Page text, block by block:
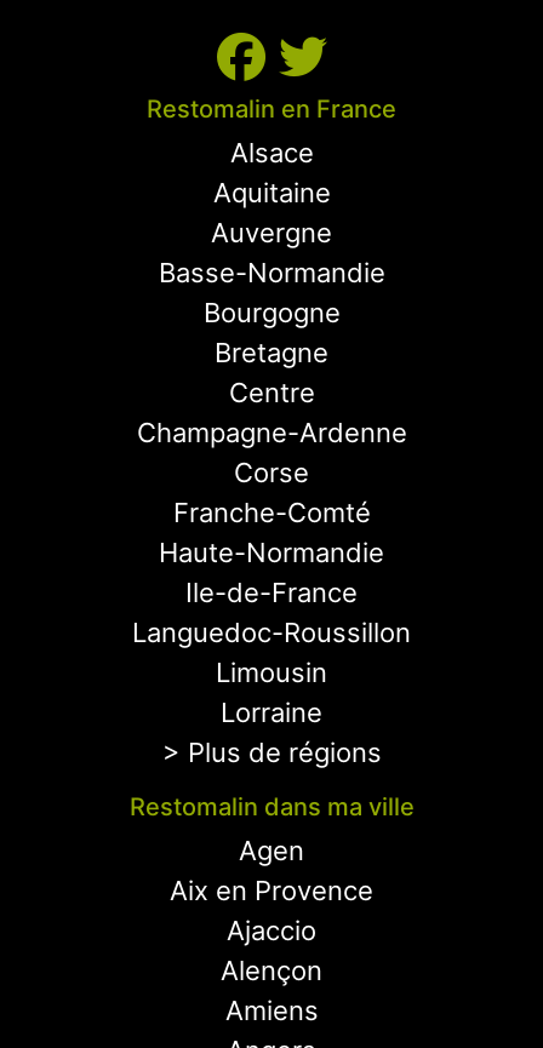
Restomalin en France
Alsace
Aquitaine
Auvergne
Basse-Normandie
Bourgogne
Bretagne
Centre
Champagne-Ardenne
Corse
Franche-Comté
Haute-Normandie
Ile-de-France
Languedoc-Roussillon
Limousin
Lorraine
> Plus de régions
Restomalin dans ma ville
Agen
Aix en Provence
Ajaccio
Alençon
Amiens